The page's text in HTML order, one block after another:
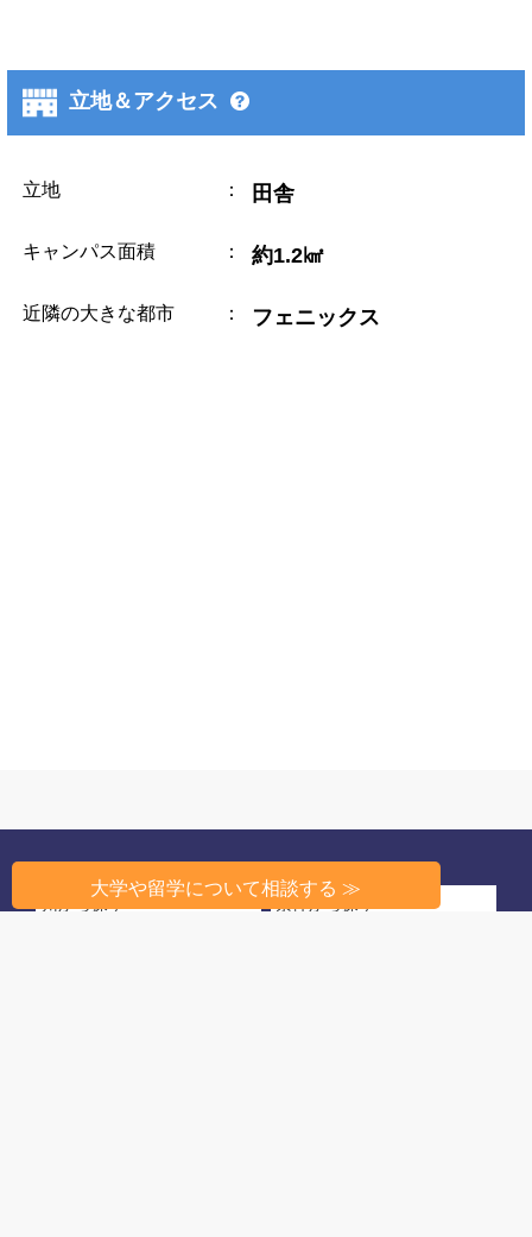
立地＆アクセス
立地 ： 田舎
キャンパス面積 ： 約1.2㎢
近隣の大きな都市 ： フェニックス
条件から探す
大学や留学について相談する ≫